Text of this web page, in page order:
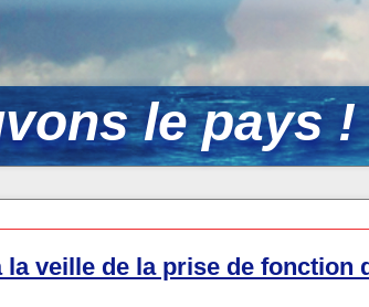
le pays !
la veille de la prise de fonction